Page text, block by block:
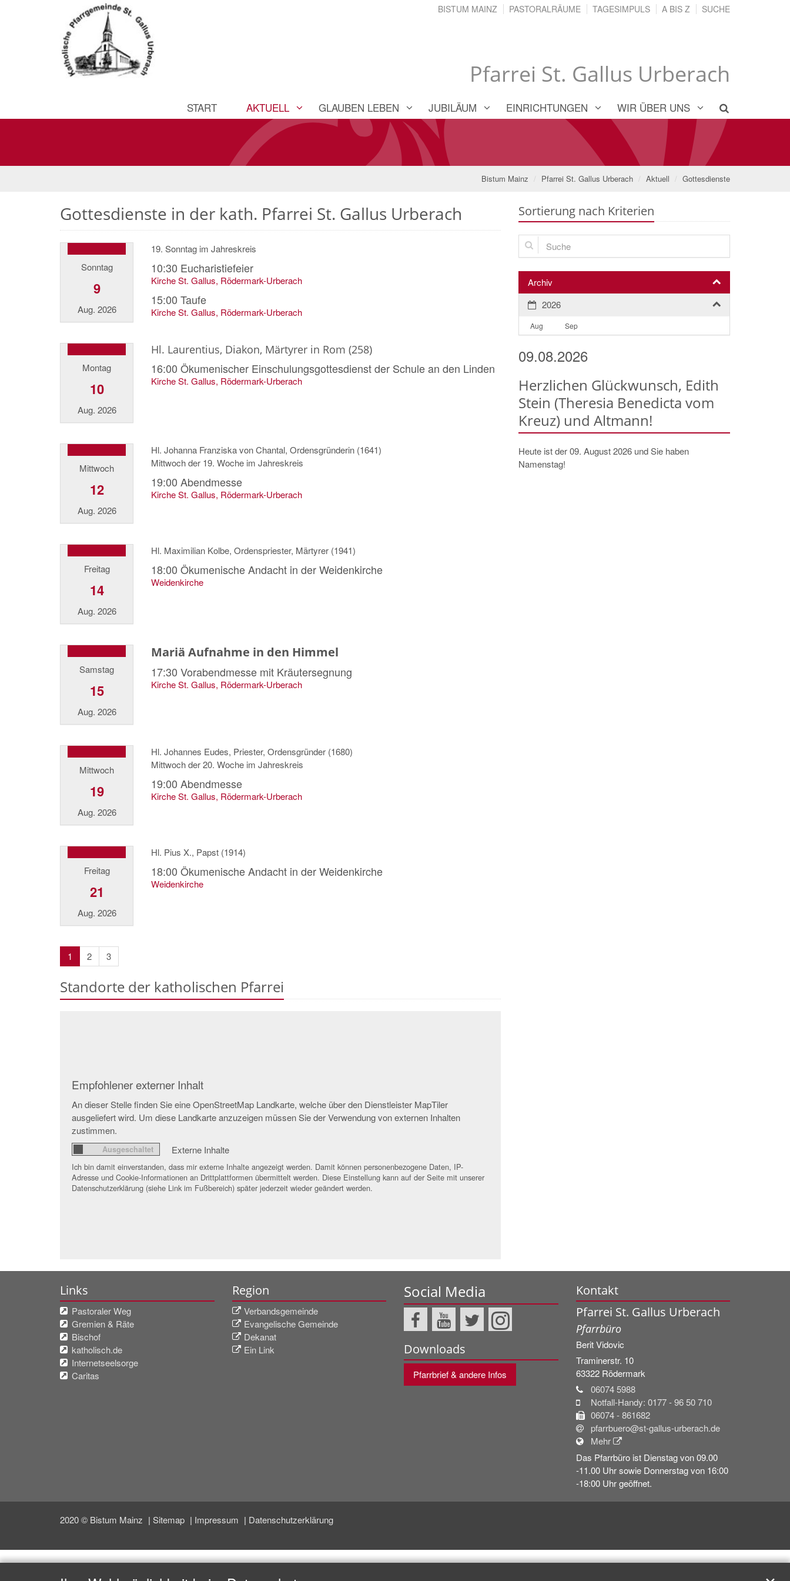
Pfarrei St. Gallus Urberach
BISTUM MAINZ PASTORALRÄUME TAGESIMPULS A BIS Z SUCHE
START AKTUELL GLAUBEN LEBEN JUBILÄUM EINRICHTUNGEN WIR ÜBER UNS
Bistum Mainz Pfarrei St. Gallus Urberach Aktuell Gottesdienste
Gottesdienste in der kath. Pfarrei St. Gallus Urberach
Sonntag
9
Aug. 2026
19. Sonntag im Jahreskreis
10:30 Eucharistiefeier
Kirche St. Gallus, Rödermark-Urberach
15:00 Taufe
Kirche St. Gallus, Rödermark-Urberach
Montag
10
Aug. 2026
Hl. Laurentius, Diakon, Märtyrer in Rom (258)
16:00 Ökumenischer Einschulungsgottesdienst der Schule an den Linden
Kirche St. Gallus, Rödermark-Urberach
Mittwoch
12
Aug. 2026
Hl. Johanna Franziska von Chantal, Ordensgründerin (1641)
Mittwoch der 19. Woche im Jahreskreis
19:00 Abendmesse
Kirche St. Gallus, Rödermark-Urberach
Freitag
14
Aug. 2026
Hl. Maximilian Kolbe, Ordenspriester, Märtyrer (1941)
18:00 Ökumenische Andacht in der Weidenkirche
Weidenkirche
Samstag
15
Aug. 2026
Mariä Aufnahme in den Himmel
17:30 Vorabendmesse mit Kräutersegnung
Kirche St. Gallus, Rödermark-Urberach
Mittwoch
19
Aug. 2026
Hl. Johannes Eudes, Priester, Ordensgründer (1680)
Mittwoch der 20. Woche im Jahreskreis
19:00 Abendmesse
Kirche St. Gallus, Rödermark-Urberach
Freitag
21
Aug. 2026
Hl. Pius X., Papst (1914)
18:00 Ökumenische Andacht in der Weidenkirche
Weidenkirche
resolvedTitle
1 resolvedTitle
2 resolvedTitle
3
Standorte der katholischen Pfarrei
Empfohlener externer Inhalt
An dieser Stelle finden Sie eine OpenStreetMap Landkarte, welche über den Dienstleister MapTiler
ausgeliefert wird. Um diese Landkarte anzuzeigen müssen Sie der Verwendung von externen Inhalten
zustimmen.
Externe Inhalte
Ich bin damit einverstanden, dass mir externe Inhalte angezeigt werden. Damit können personenbezogene Daten, IP-
Adresse und Cookie-Informationen an Drittplattformen übermittelt werden. Diese Einstellung kann auf der Seite mit unserer
Datenschutzerklärung (siehe Link im Fußbereich) später jederzeit wieder geändert werden.
Sortierung nach Kriterien
Suche
Archiv
2026
Aug Sep
09.08.2026
Herzlichen Glückwunsch, Edith
Stein (Theresia Benedicta vom
Kreuz) und Altmann!
Heute ist der 09. August 2026 und Sie haben
Namenstag!
Links
Pastoraler Weg
Gremien & Räte
Bischof
katholisch.de
Internetseelsorge
Caritas
Region
Verbandsgemeinde
Evangelische Gemeinde
Dekanat
Ein Link
Social Media
Downloads
Pfarrbrief & andere Infos
Kontakt
Pfarrei St. Gallus Urberach
Pfarrbüro
Berit Vidovic
Traminerstr. 10
63322 Rödermark
06074 5988
Notfall-Handy: 0177 - 96 50 710
06074 - 861682
pfarrbuero@st-gallus-urberach.de
Mehr
Das Pfarrbüro ist Dienstag von 09.00
-11.00 Uhr sowie Donnerstag von 16:00
-18:00 Uhr geöffnet.
2020 © Bistum Mainz Sitemap Impressum Datenschutzerklärung